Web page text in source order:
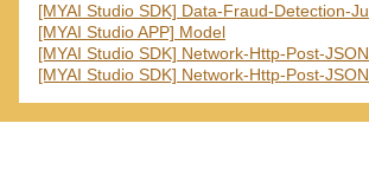
[MYAI Studio SDK] Data-Fraud-Detection-
[MYAI Studio APP] Model
[MYAI Studio SDK] Network-Http-Post-
[MYAI Studio SDK] Network-Http-Post-